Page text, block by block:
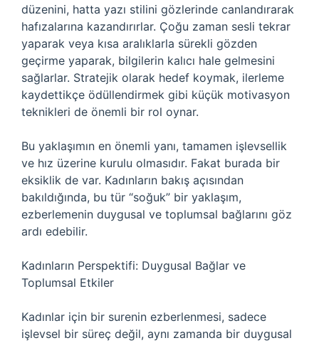
düzenini, hatta yazı stilini gözlerinde canlandırarak
hafızalarına kazandırırlar. Çoğu zaman sesli tekrar
yaparak veya kısa aralıklarla sürekli gözden
geçirme yaparak, bilgilerin kalıcı hale gelmesini
sağlarlar. Stratejik olarak hedef koymak, ilerleme
kaydettikçe ödüllendirmek gibi küçük motivasyon
teknikleri de önemli bir rol oynar.
Bu yaklaşımın en önemli yanı, tamamen işlevsellik
ve hız üzerine kurulu olmasıdır. Fakat burada bir
eksiklik de var. Kadınların bakış açısından
bakıldığında, bu tür “soğuk” bir yaklaşım,
ezberlemenin duygusal ve toplumsal bağlarını göz
ardı edebilir.
Kadınların Perspektifi: Duygusal Bağlar ve
Toplumsal Etkiler
Kadınlar için bir surenin ezberlenmesi, sadece
işlevsel bir süreç değil, aynı zamanda bir duygusal